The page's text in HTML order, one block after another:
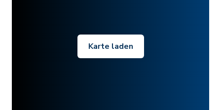
Karte laden